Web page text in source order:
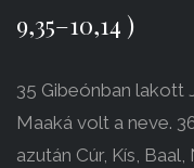
9,35–10,14 )
35 Gibeónban lakott
Maaká volt a neve.
azután Cúr, Kís,